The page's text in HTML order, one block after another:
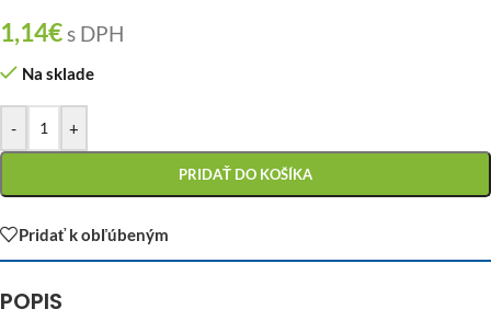
1,14€s DPH
Na sklade
- +
PRIDAŤ DO KOŠÍKA
Pridať k obľúbeným
POPIS